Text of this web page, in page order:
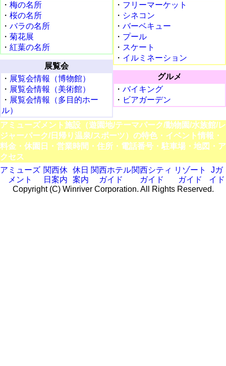
・ 梅の名所
・ 桜の名所
・ バラの名所
・ 菊花展
・ 紅葉の名所
展覧会
・ 展覧会情報（博物館）
・ 展覧会情報（美術館）
・ 展覧会情報（多目的ホー
ル）
・ フリーマーケット
・ シネコン
・ バーベキュー
・ プール
・ スケート
・ イルミネーション
グルメ
・ バイキング
・ ビアガーデン
アミューズメント施設（遊園地/テーマパーク/動物園/水族館/レ
ジャーパーク/日帰り温泉/スポーツ）の特色・イベント情報・
料金・休園日・営業時間・住所・電話番号・駐車場・地図・ア
クセス
アミューズ
メント
関西休
日案内
休日
案内
関西ホテル
ガイド
関西シティ
ガイド
リゾート
ガイド
Jガ
イド
Copyright (C) Winriver Corporation. All Rights Reserved.